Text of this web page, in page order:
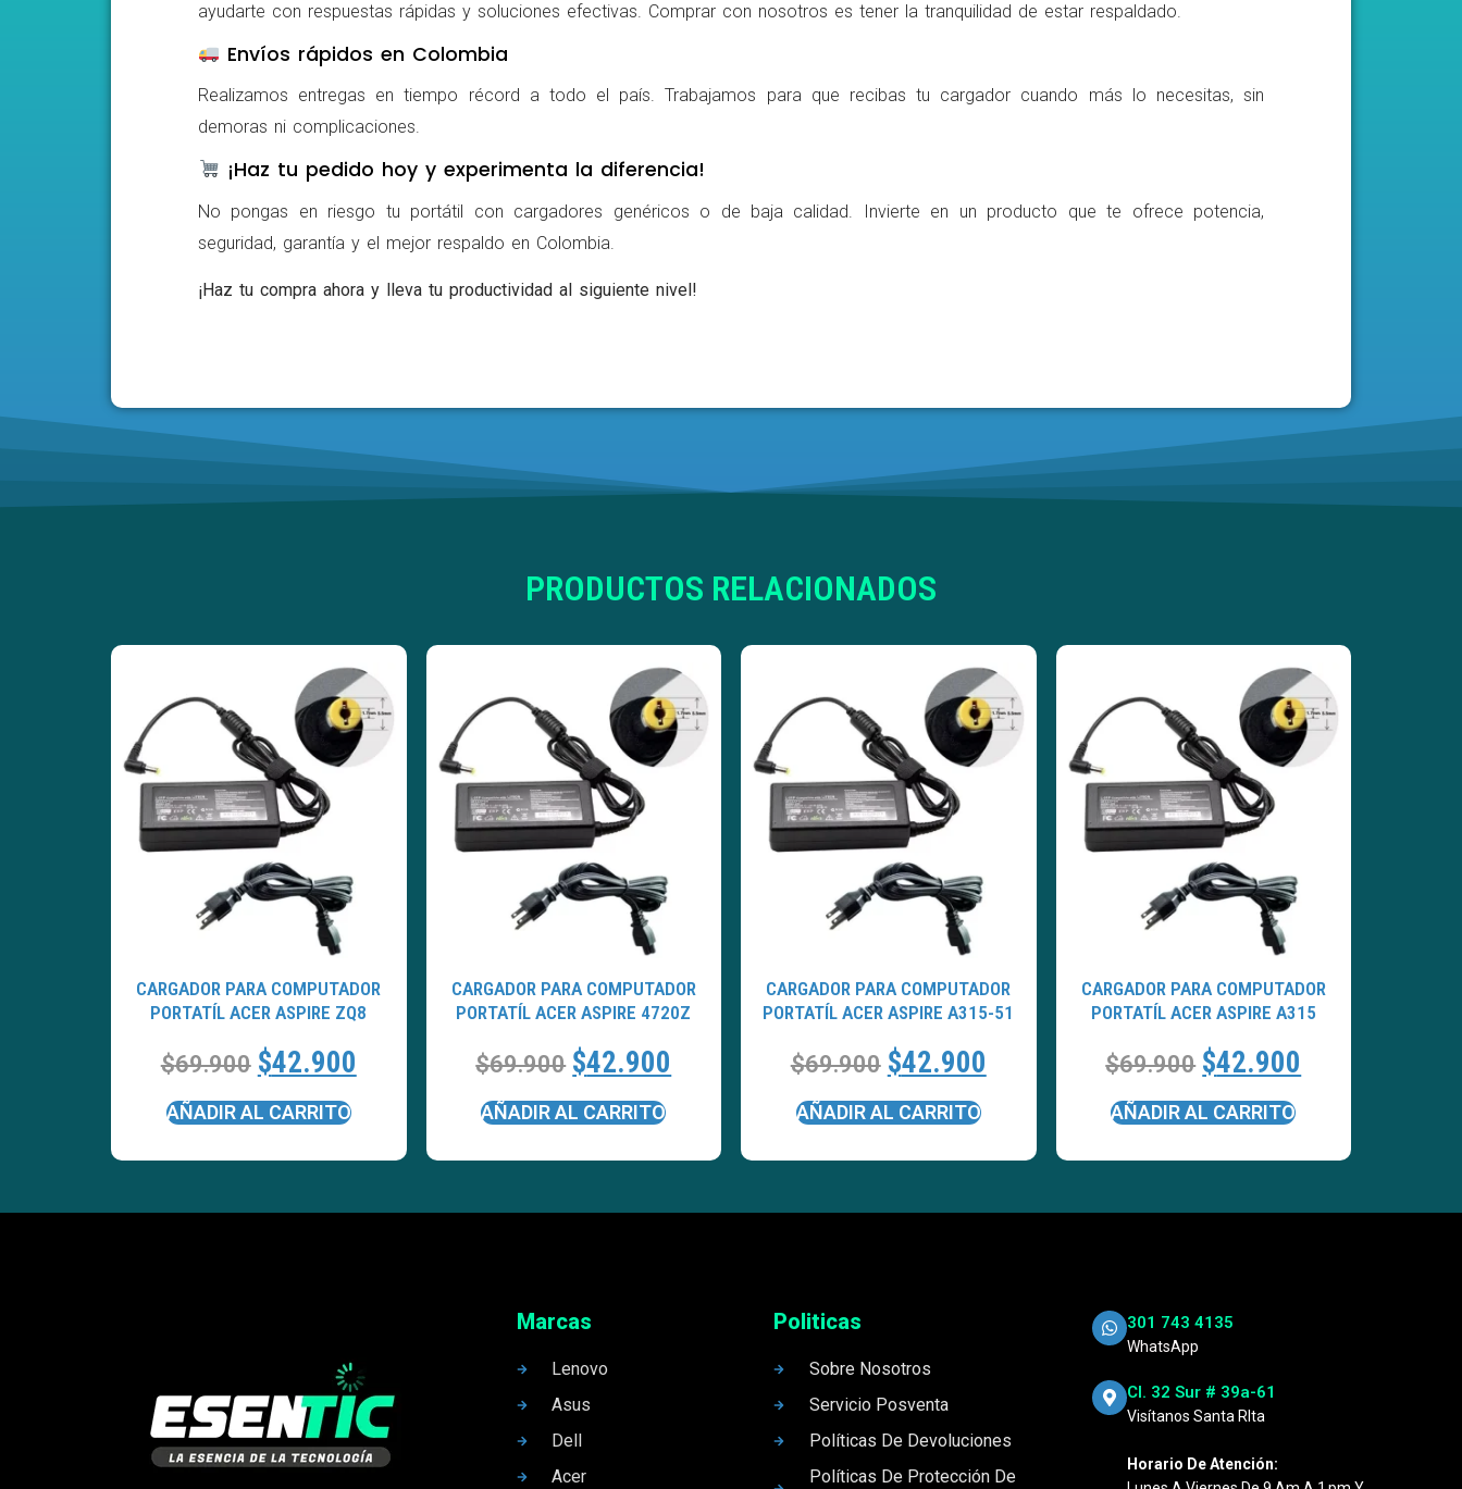
ayudarte con respuestas rápidas y soluciones efectivas. Comprar con nosotros es tener la tranquilidad de estar respaldado.
Envíos rápidos en Colombia
Realizamos entregas en tiempo récord a todo el país. Trabajamos para que recibas tu cargador cuando más lo necesitas, sin
demoras ni complicaciones.
¡Haz tu pedido hoy y experimenta la diferencia!
No pongas en riesgo tu portátil con cargadores genéricos o de baja calidad. Invierte en un producto que te ofrece potencia,
seguridad, garantía y el mejor respaldo en Colombia.
¡Haz tu compra ahora y lleva tu productividad al siguiente nivel!
PRODUCTOS RELACIONADOS
CARGADOR PARA COMPUTADOR
PORTATÍL ACER ASPIRE ZQ8
$69.900 $42.900
AÑADIR AL CARRITO
CARGADOR PARA COMPUTADOR
PORTATÍL ACER ASPIRE 4720Z
$69.900 $42.900
AÑADIR AL CARRITO
CARGADOR PARA COMPUTADOR
PORTATÍL ACER ASPIRE A315-51
$69.900 $42.900
AÑADIR AL CARRITO
CARGADOR PARA COMPUTADOR
PORTATÍL ACER ASPIRE A315
$69.900 $42.900
AÑADIR AL CARRITO
Marcas
Lenovo
Asus
Dell
Acer
Politicas
Sobre Nosotros
Servicio Posventa
Políticas De Devoluciones
Políticas De Protección De
301 743 4135
WhatsApp
Cl. 32 Sur # 39a-61
Visítanos Santa RIta
Horario De Atención: